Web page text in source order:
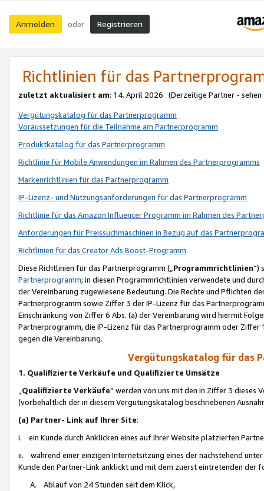
Anmelden oder Registrieren
Richtlinien für das
zuletzt aktualisiert am: 14. April 2026 (Derzeitige Partner - sehen
Vergütungskatalog für das Partnerprogramm
Voraussetzungen für die Teilnahme am Partnerprogramm
Produktkatalog für das Partnerprogramm
Richtlinie für Mobile Anwendungen im Rahmen des Partnerprogramms
Markenrichtlinien für das Partnerprogramm
IP-Lizenz- und Nutzungsanforderungen für das Partnerprogramm
Richtlinie für das Amazon Influencer Programm im Rahmen des
Anforderungen für Preissuchmaschinen in Bezug auf das
Richtlinien für das Creator Ads Boost-Programm
Diese Richtlinien für das Partnerprogramm („Programmrichtlinien“)
Partnerprogramm; in diesen Programmrichtlinien verwendete und
der Vereinbarung zugewiesene Bedeutung. Die Rechte und Pflichten
Partnerprogramm sowie Ziffer 3 der IP-Lizenz für das
Einschränkung von Ziffer 6 Abs. (a) der Vereinbarung wird hiermit
Partnerprogramm, die IP-Lizenz für das Partnerprogramm oder
gegen die Vereinbarung.
Vergütungskatalog für das
1. Qualifizierte Verkäufe und Qualifizierte Umsätze
Qualifizierte Verkäufe“ werden von uns mit den in Ziffer 3
(vorbehaltlich der in diesem Vergütungskatalog beschriebenen
(a) Partner- Link auf Ihrer Site:
i. ein Kunde durch Anklicken eines auf Ihrer Website platzierten
ii. während einer einzigen Internetsitzung eines der nachstehend
Kunde den Partner-Link anklickt und mit dem zuerst eintretenden der
A. Ablauf von 24 Stunden seit dem Klick,